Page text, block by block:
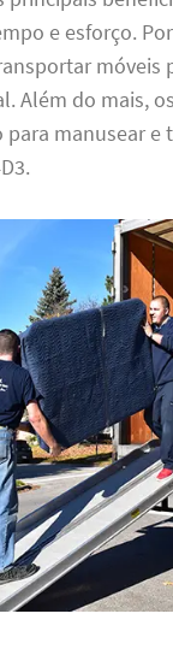
e esforço.
móveis
Além do mais,
manusear